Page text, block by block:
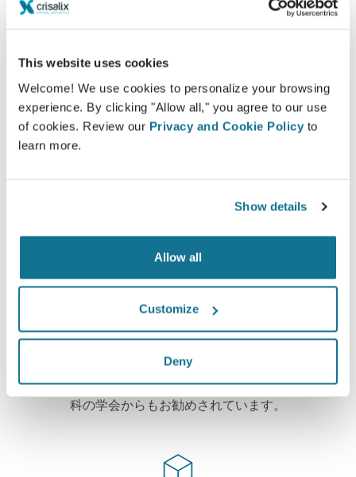
This website uses cookies
Welcome! We use cookies to personalize your browsing
experience. By clicking "Allow all," you agree to our use
of cookies. Review our Privacy and Cookie Policy to
learn more.
Show details
Allow all
Customize
Deny
暗号化されています： あなたの個人情報の安全と
プライバシーは守られています。
ハイテク
この形成・美容整形外科用ウェブベース3Dシミュレ
ーターはすでに100からの外科医に使用されて、外
科の学会からもお勧めされています。